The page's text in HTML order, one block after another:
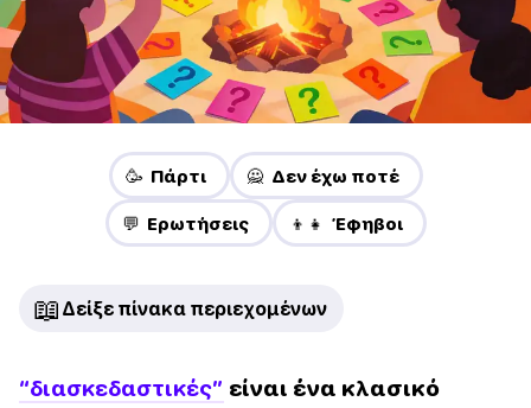
🥳 Πάρτι 🙅 Δεν έχω ποτέ
💬 Ερωτήσεις 👦👧 Έφηβοι
📖 Δείξε πίνακα περιεχομένων
“διασκεδαστικές” είναι ένα κλασικό